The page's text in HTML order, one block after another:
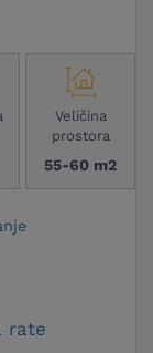
Veličina
prostora
55-60 m2
rate